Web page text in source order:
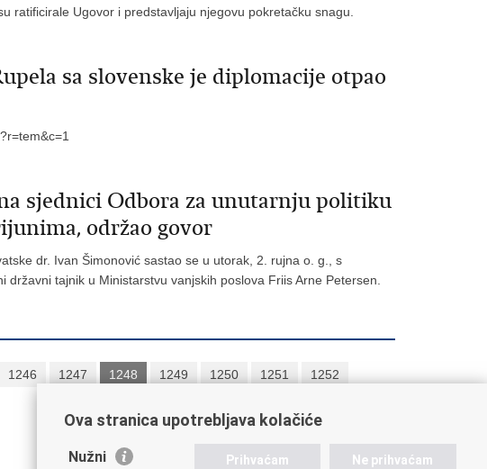
ratificirale Ugovor i predstavljaju njegovu pokretačku snagu.
sa slovenske je diplomacije otpao
sjednici Odbora za unutarnju politiku
održao govor
dr. Ivan Šimonović sastao se u utorak, 2. rujna o. g., s
tajnik u Ministarstvu vanjskih poslova Friis Arne Petersen.
1246 1247 1248 1249 1250 1251
1252
Ova stranica upotrebljava kolačiće
Nužni Prihvaćam Ne prihvaćam